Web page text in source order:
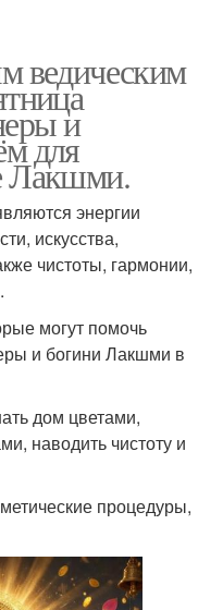
ведическим
и
для
Лакшми.
энергии
искусства,
чистоты, гармонии,
могут помочь
и богини Лакшми в
дом цветами,
наводить чистоту и
процедуры,